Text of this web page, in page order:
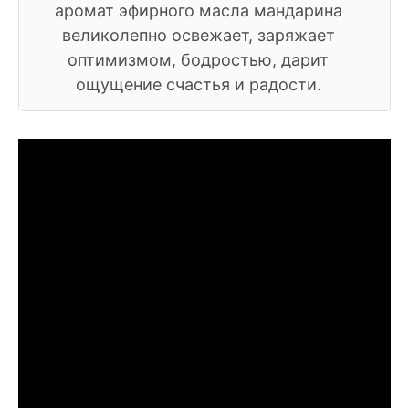
аромат эфирного масла мандарина
великолепно освежает, заряжает
оптимизмом, бодростью, дарит
ощущение счастья и радости.